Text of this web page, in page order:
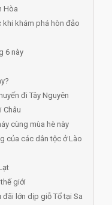
Hòa
khi khám phá hòn đảo
6 này
đi Tây Nguyên
Châu
cùng mùa hè này
của các dân tộc ở Lào
giới
lớn dịp giỗ Tổ tại Sa